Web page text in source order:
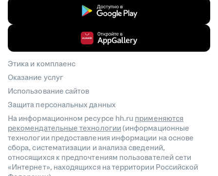
Этика и комплаенс
Оказание услуг
Использование сайтов
Защита персональных данных
На информационном ресурсе hh.ru применяются
рекомендательные технологии(информационные
технологии предоставления информации на основе
сбора, систематизации и анализа сведений,
относящихся к предпочтениям пользователей сети
«Интернет», находящихся на территории Российской